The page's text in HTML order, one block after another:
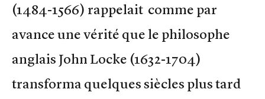
(1484-1566) rappelait comme par
avance une vérité que le philosophe
anglais John Locke (1632-1704)
transforma quelques siècles plus tard